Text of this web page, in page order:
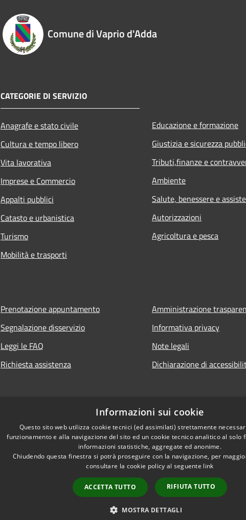
Comune di Vaprio d'Adda
CATEGORIE DI SERVIZIO
Anagrafe e stato civile
Cultura e tempo libero
Vita lavorativa
Imprese e Commercio
Appalti pubblici
Catasto e urbanistica
Turismo
Mobilità e trasporti
Educazione e formazione
Giustizia e sicurezza
Tributi,finanze e
Ambiente
Salute, benessere e
Autorizzazioni
Agricoltura e pesca
Prenotazione appuntamento
Segnalazione disservizio
Leggi le FAQ
Richiesta assistenza
Amministrazione
Informativa privacy
Note legali
Dichiarazione di
Copyright © 2026
Informazioni sui cookie
Questo sito web utilizza cookie tecnici (ed assimilati) strettamente
funzionamento e alla navigazione del sito ed un cookie tecnico analitico al solo
informazioni statistiche, aggregate ed anonime.
Chiudendo questa finestra si potrà proseguire con la navigazione, per
consultare la cookie policy al seguente link
ACCETTA TUTTO RIFIUTA TUTTO
MOSTRA DETTAGLI